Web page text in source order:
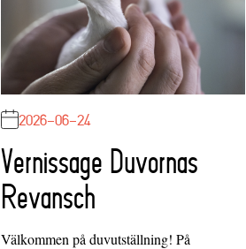
2026-06-24
Vernissage Duvornas
Revansch
Välkommen på duvutställning! På